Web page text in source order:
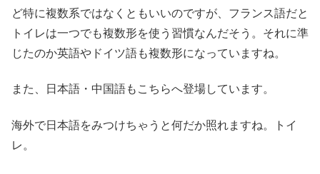
ど特に複数系ではなくともいいのですが、フランス語だと
トイレは一つでも複数形を使う習慣なんだそう。それに準
じたのか英語やドイツ語も複数形になっていますね。
また、日本語・中国語もこちらへ登場しています。
海外で日本語をみつけちゃうと何だか照れますね。トイ
レ。